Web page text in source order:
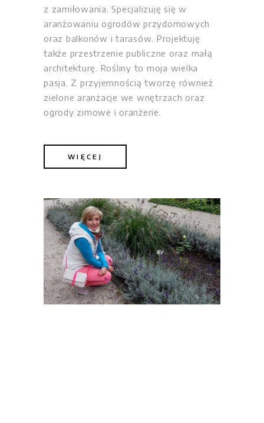
z zamiłowania. Specjalizuję się w
aranżowaniu ogrodów przydomowych
oraz balkonów i tarasów. Projektuję
także przestrzenie publiczne oraz małą
architekturę. Rośliny to moja wielka
pasja. Z przyjemnością tworzę również
zielone aranżacje we wnętrzach oraz
ogrody zimowe i oranżerie.
WIĘCEJ